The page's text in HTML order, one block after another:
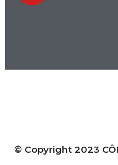
© Copyright 2023